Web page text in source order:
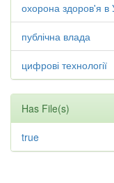
охорона здоров'я в
публічна влада
цифрові технології
Has File(s)
true